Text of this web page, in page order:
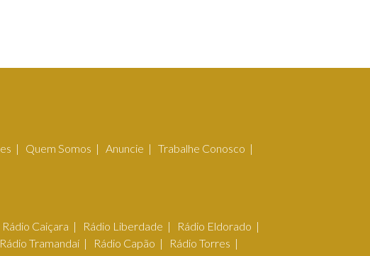
Quem Somos Anuncie
Trabalhe Conosco
Rádio Caiçara Rádio Liberdade
Rádio Eldorado
Rádio Tramandaí Rádio Capão
Rádio Torres